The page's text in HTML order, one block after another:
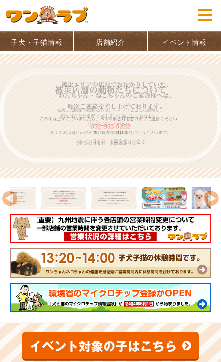
子犬・子猫情報 店舗紹介 イベント情報